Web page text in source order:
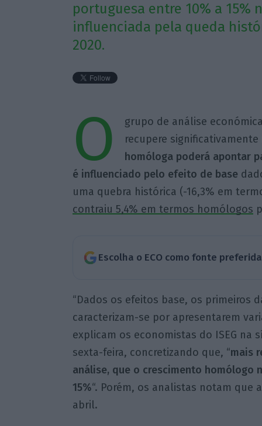
portuguesa entre 10% a 15%
influenciada pela queda
2020.
O
grupo de análise
recupere
homóloga poderá apontar
é influenciado pelo efeito de base
uma quebra histórica (-16,3% em
contraiu 5,4% em termos homólogos
Escolha o ECO como fonte
“Dados os efeitos base, os primeiros
caracterizam-se por apresentarem
explicam os economistas do ISEG
sexta-feira, concretizando que, “mais
análise, que o crescimento homólogo
15%“. Porém, os analistas notam que
abril.